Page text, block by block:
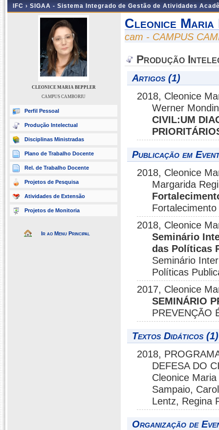
IFC › SIGAA - Sistema Integrado de Gestão de Atividades
CLEONICE MARIA BEPPLER
CAMPUS CAMBORIU
Perfil Pessoal
Produção Intelectual
Disciplinas Ministradas
Plano de Trabalho Docente
Rel. de Trabalho Docente
Projetos de Pesquisa
Atividades de Extensão
Projetos de Monitoria
Ir ao Menu Principal
Cleonice
cam - CAMPUS
Produção
Artigos (1)
2018, Cleonice
Werner
CIVIL:UM
Publicação em
2018, Cleonice
Margarida
2018, Cleonice
Seminário
das Políticas
Seminário
Políticas
2017, Cleonice
SEMINÁRIO
PREVENÇÃO
Textos Didáticos (1)
2018,
DEFESA DO
Cleonice
Sampaio,
Lentz, Regina
Organização de